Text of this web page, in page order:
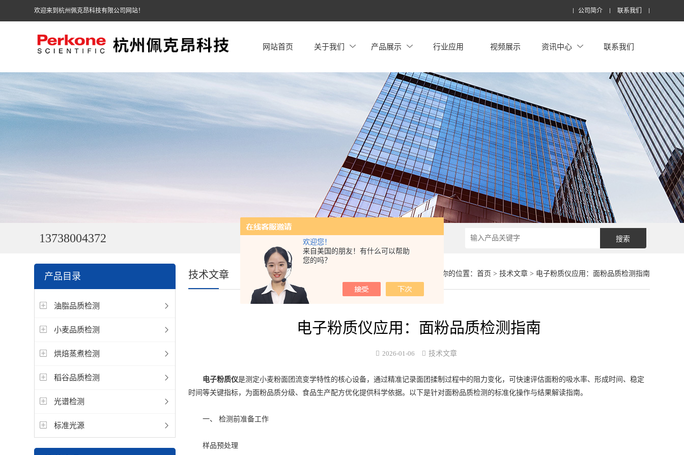
欢迎您！
来自美国的朋友！有什么可以帮助
您的吗？
欢迎来到杭州佩克昂科技有限公司网站！ 公司简介 联系我们
网站首页 关于我们 产品展示 行业应用 视频展示 资讯中心 联系我们
13738004372
产品目录
油脂品质检测
小麦品质检测
烘焙蒸煮检测
稻谷品质检测
光谱检测
标准光源
你的位置： 首页 > 技术文章> 电子粉质仪应用：面粉品质检测指南
技术文章
电子粉质仪应用：面粉品质检测指南
2026-01-06 技术文章
电子粉质仪是测定小麦粉面团流变学特性的核心设备，通过精准记录面团揉制过程中的阻力变化，可快速评估面粉的吸水率、形成时间、稳定
时间等关键指标，为面粉品质分级、食品生产配方优化提供科学依据。以下是针对面粉品质检测的标准化操作与结果解读指南。
一、 检测前准备工作
样品预处理